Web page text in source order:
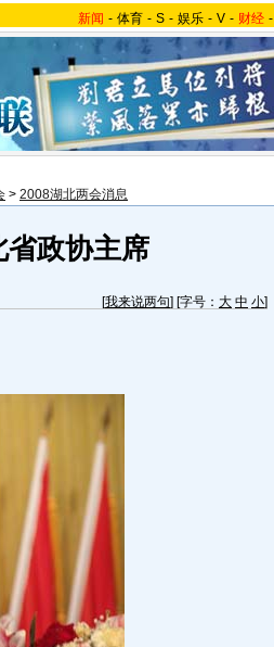
新闻 - 体育 - S - 娱乐 - V - 财经 -
> 2008湖北两会消息
政协主席
[我来说两句] [字号： 大 中 小]